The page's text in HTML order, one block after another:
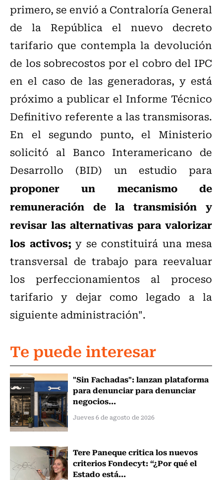
primero, se envió a Contraloría General
de la República el nuevo decreto
tarifario que contempla la devolución
de los sobrecostos por el cobro del IPC
en el caso de las generadoras, y está
próximo a publicar el Informe Técnico
Definitivo referente a las transmisoras.
En el segundo punto, el Ministerio
solicitó al Banco Interamericano de
Desarrollo (BID) un estudio para
proponer un mecanismo de
remuneración de la transmisión y
revisar las alternativas para valorizar
los activos;y se constituirá una mesa
transversal de trabajo para reevaluar
los perfeccionamientos al proceso
tarifario y dejar como legado a la
siguiente administración".
Te puede interesar
"Sin Fachadas": lanzan plataforma
para denunciar para denunciar
negocios...
Jueves 6 de agosto de 2026
Tere Paneque critica los nuevos
criterios Fondecyt: “¿Por qué el
Estado está...